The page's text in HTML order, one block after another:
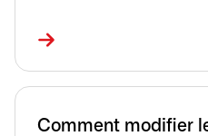
Comment modifier